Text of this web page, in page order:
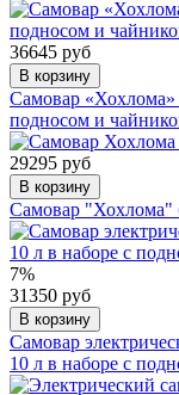
36645 руб
В корзину
Самовар «Хохлома»
подносом и
29295 руб
В корзину
Самовар "Хохлома"
7%
31350 руб
В корзину
Самовар
10 л в наборе с